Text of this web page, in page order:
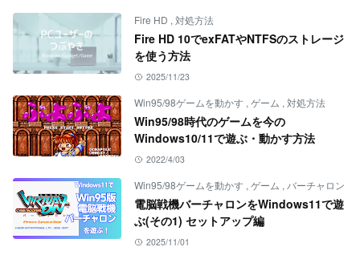
Fire HD , 対処方法
Fire HD 10でexFATやNTFSのストレージ
を使う方法
2025/11/23
Win95/98ゲームを動かす , ゲーム , 対処方法
Win95/98時代のゲームを今の
Windows10/11で遊ぶ・動かす方法
2022/4/03
Win95/98ゲームを動かす , ゲーム , バーチャロン
電脳戦機バーチャロンをWindows11で遊
ぶ(その1) セットアップ編
2025/11/01